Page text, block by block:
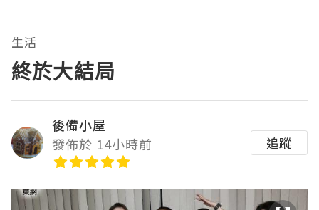
生活
終於大結局
後備小屋
發佈於 14小時前
追蹤